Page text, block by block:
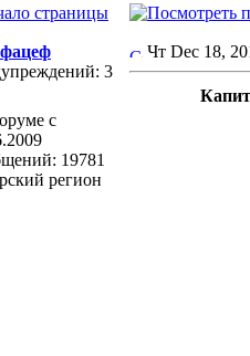
страницы
3
с
19781
регион
Чт Dec 18,